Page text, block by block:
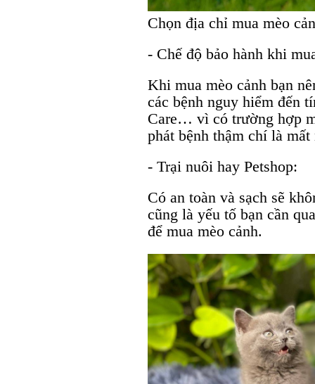
Chọn địa chỉ mua mèo
- Chế độ bảo hành khi
Khi mua mèo cảnh bạn
các bệnh nguy hiểm đến
Care… vì có trường hợp
phát bệnh thậm chí là
- Trại nuôi hay Petshop:
Có an toàn và sạch sẽ
cũng là yếu tố bạn cần
để mua mèo cảnh.